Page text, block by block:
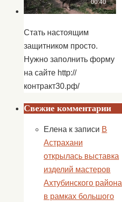
Стать настоящим
защитником просто.
Нужно заполнить форму
на сайте http://
контракт30.рф/
Свежие комментарии
Елена к записи В
Астрахани
открылась выставка
изделий мастеров
Ахтубинского района
в рамках большого